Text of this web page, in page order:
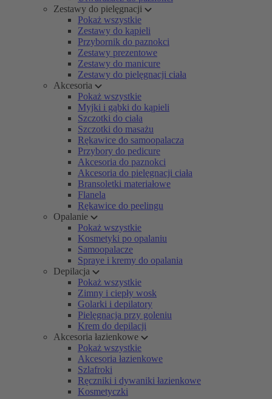
Zestawy do pielęgnacji
Pokaż wszystkie
Zestawy do kąpieli
Przybornik do paznokci
Zestawy prezentowe
Zestawy do manicure
Zestawy do pielęgnacji ciała
Akcesoria
Pokaż wszystkie
Myjki i gąbki do kąpieli
Szczotki do ciała
Szczotki do masażu
Rękawice do samoopalacza
Przybory do pedicure
Akcesoria do paznokci
Akcesoria do pielęgnacji ciała
Bransoletki materiałowe
Flanela
Rękawice do peelingu
Opalanie
Pokaż wszystkie
Kosmetyki po opalaniu
Samoopalacze
Spraye i kremy do opalania
Depilacja
Pokaż wszystkie
Zimny i ciepły wosk
Golarki i depilatory
Pielęgnacja przy goleniu
Krem do depilacji
Akcesoria łazienkowe
Pokaż wszystkie
Akcesoria łazienkowe
Szlafroki
Ręczniki i dywaniki łazienkowe
Kosmetyczki